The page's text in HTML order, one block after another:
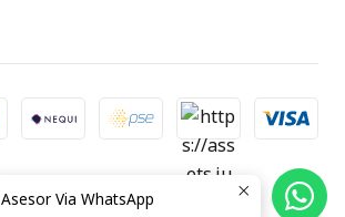
Asesor Via WhatsApp